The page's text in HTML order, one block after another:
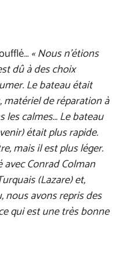
« Nous n’étions
dû à des choix
Le bateau était
matériel de réparation à
les calmes… Le bateau
était plus rapide.
mais il est plus léger.
Conrad Colman
(Lazare) et,
nous avons repris des
qui est une très bonne